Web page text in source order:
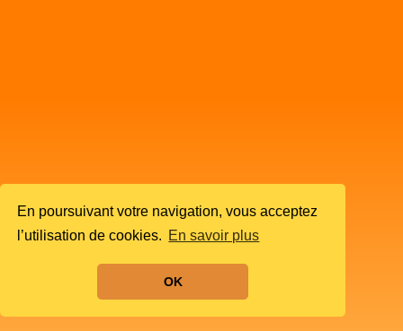
En poursuivant votre navigation, vous acceptez
l’utilisation de cookies. En savoir plus
OK